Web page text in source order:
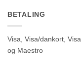
BETALING
Visa, Visa/dankort,
og Maestro